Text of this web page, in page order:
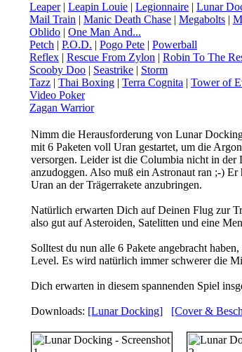
Leaper| Leapin Louie | Legionnaire | Lunar
Mail Train | Manic Death Chase | Megabolts |
Oblido | One Man And...
Petch | P.O.D. | Pogo Pete | Powerball
Reflex | Rescue From Zylon | Robin To The
Scooby Doo | Seastrike | Storm
Tazz | Thai Boxing | Terra Cognita | Tower of
Video Poker
Zagan Warrior
Nimm die Herausforderung von Lunar
mit 6 Paketen voll Uran gestartet, um die
versorgen. Leider ist die Columbia nicht in der
anzudoggen. Also muß ein Astronaut ran ;-) Er
Uran an der Trägerrakete anzubringen.
Natürlich erwarten Dich auf Deinen Flug zur
also gut auf Asteroiden, Satelitten und eine
Solltest du nun alle 6 Pakete angebracht
Level. Es wird natürlich immer schwerer die
Dich erwarten in diesem spannenden Spiel
Downloads: [Lunar Docking] [Cover &